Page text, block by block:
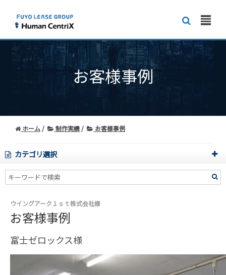
お客様事例
ホーム 制作実績 お客様事例
カテゴリ選択
ウイングアーク１ｓｔ株式会社様
お客様事例
富士ゼロックス様